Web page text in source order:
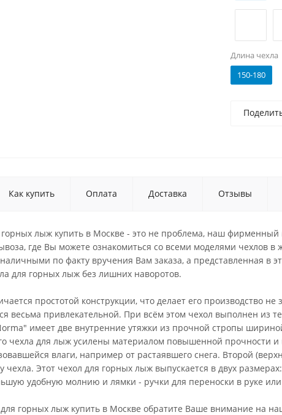
Длина чехла
150-180
Как купить Оплата Доставка Отзывы
лыж купить в Москве - это не проблема, наш
где Вы можете ознакомиться со всеми моделями чехлов
по факту вручения Вам заказа, а представленная в
для горных лыж без лишних наворотов.
простотой конструкции, что делает его производство
весьма привлекательной. При всём этом чехол выполнен из
имеет две внутренние утяжки из прочной стропы
чехла для лыж усилены материалом повышенной прочности
влаги, например от растаявшего снега. Второй
чехла. Этот чехол для горных лыж выпускается в двух
удобную молнию и лямки - ручки для переноски в руке
горных лыж купить в Москве обратите Ваше внимание на